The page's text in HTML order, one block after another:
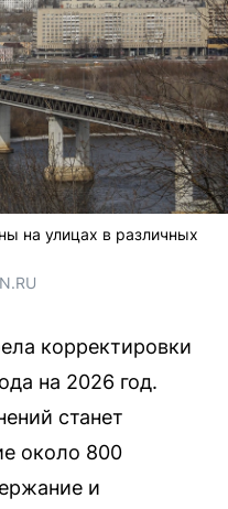
на улицах в различных
корректировки
на 2026 год.
станет
около 800
и